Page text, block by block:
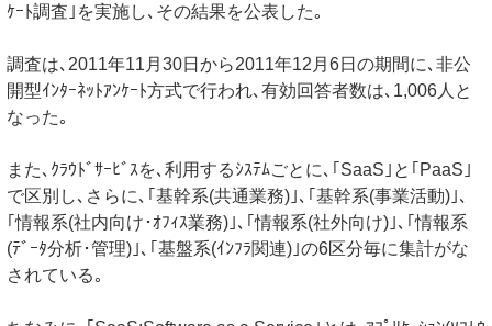
ｹｰﾄ調査｣を実施し､その結果を公表した｡
調査は､2011年11月30日から2011年12月6日の期間に､非公
開型ｲﾝﾀｰﾈｯﾄｱﾝｹｰﾄ方式で行われ､有効回答者数は､1,006人と
なった｡
また､ｸﾗｳﾄﾞｻｰﾋﾞｽを､利用するｼｽﾃﾑごとに､｢SaaS｣と｢PaaS｣
で区別し､さらに､｢基幹系(共通業務)｣､｢基幹系(事業活動)｣､
｢情報系(社内向け･ｵﾌｨｽ業務)｣､｢情報系(社外向け)｣､｢情報系
(ﾃﾞｰﾀ分析･管理)｣､｢基盤系(ｲﾝﾌﾗ関連)｣の6区分毎に集計がな
されている｡